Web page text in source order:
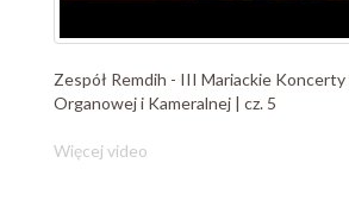
Zespół Remdih - III Mariackie Koncerty
Organowej i Kameralnej | cz. 5
Więcej video